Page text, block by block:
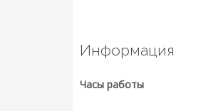
Информация
Часы работы